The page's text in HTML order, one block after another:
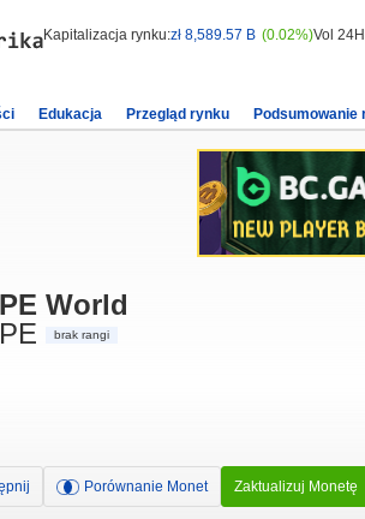
Kapitalizacja rynku:zł 8,589.57 B (0.02%)Vol
Edukacja Przegląd rynku Podsumowanie
World
brak rangi
Porównanie Monet Zaktualizuj Monetę